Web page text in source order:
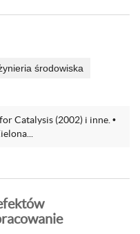
środowiska
Catalysis (2002) i inne. •